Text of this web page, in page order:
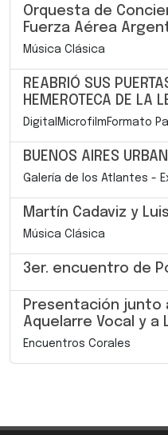
Orquesta de
Fuerza Aérea
Música Clásica
REABRIÓ SUS
HEMEROTECA DE LA
DigitalMicrofilmFormato
BUENOS AIRES
Galería de los Atlantes -
Martín Cadaviz y
Música Clásica
3er. encuentro de
Presentación junto
Aquelarre Vocal y a
Encuentros Corales